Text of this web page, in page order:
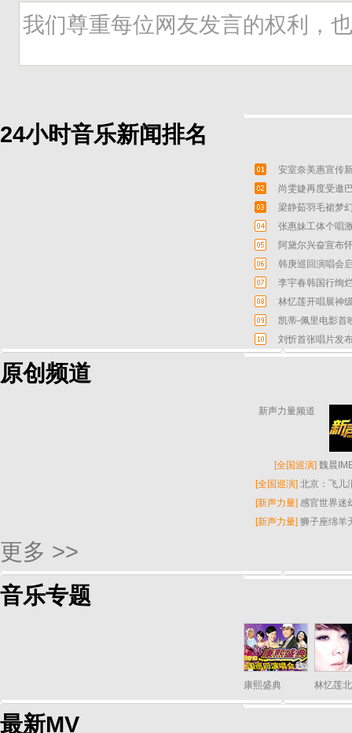
24小时音乐新闻排名
安室奈美惠宣传
尚雯婕再度受邀
梁静茹羽毛裙梦
张惠妹工体个唱
阿黛尔兴奋宣布
韩庚巡回演唱会
李宇春韩国行绚
林忆莲开唱展神
凯蒂-佩里电影首
刘忻首张唱片发
原创频道
新声力量频道
[全国巡演] 魏晨
[全国巡演] 北京：飞儿
[新声力量] 感官世界迷
[新声力量] 狮子座绵羊
更多 >>
音乐专题
康熙盛典 林忆莲
最新MV